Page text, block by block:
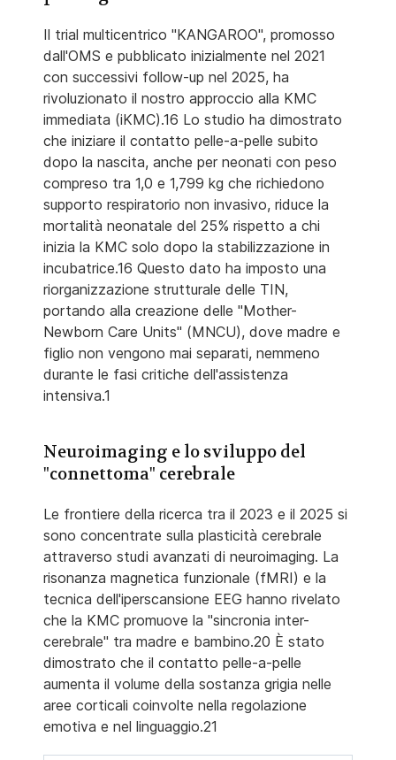
Il trial multicentrico "KANGAROO", promosso
dall'OMS e pubblicato inizialmente nel 2021
con successivi follow-up nel 2025, ha
rivoluzionato il nostro approccio alla KMC
immediata (iKMC).16 Lo studio ha dimostrato
che iniziare il contatto pelle-a-pelle subito
dopo la nascita, anche per neonati con peso
compreso tra 1,0 e 1,799 kg che richiedono
supporto respiratorio non invasivo, riduce la
mortalità neonatale del 25% rispetto a chi
inizia la KMC solo dopo la stabilizzazione in
incubatrice.16 Questo dato ha imposto una
riorganizzazione strutturale delle TIN,
portando alla creazione delle "Mother-
Newborn Care Units" (MNCU), dove madre e
figlio non vengono mai separati, nemmeno
durante le fasi critiche dell'assistenza
intensiva.1
Neuroimaging e lo sviluppo del
"connettoma" cerebrale
Le frontiere della ricerca tra il 2023 e il 2025 si
sono concentrate sulla plasticità cerebrale
attraverso studi avanzati di neuroimaging. La
risonanza magnetica funzionale (fMRI) e la
tecnica dell'iperscansione EEG hanno rivelato
che la KMC promuove la "sincronia inter-
cerebrale" tra madre e bambino.20 È stato
dimostrato che il contatto pelle-a-pelle
aumenta il volume della sostanza grigia nelle
aree corticali coinvolte nella regolazione
emotiva e nel linguaggio.21